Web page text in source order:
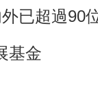
已超過90
基金